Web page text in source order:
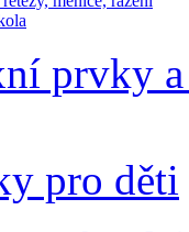
prvky
pro děti